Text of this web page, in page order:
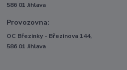
586 01 Jihlava
Provozovna:
OC Březinky - Březinova 144,
586 01 Jihlava